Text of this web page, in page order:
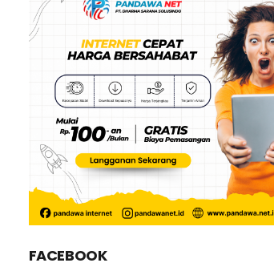
FACEBOOK